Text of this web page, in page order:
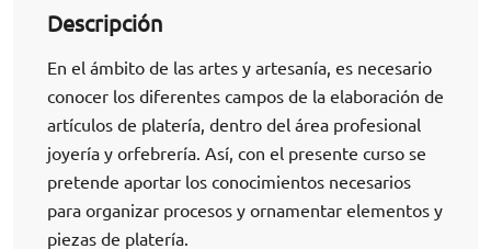
Descripción
En el ámbito de las artes y artesanía, es necesario
conocer los diferentes campos de la elaboración de
artículos de platería, dentro del área profesional
joyería y orfebrería. Así, con el presente curso se
pretende aportar los conocimientos necesarios
para organizar procesos y ornamentar elementos y
piezas de platería.